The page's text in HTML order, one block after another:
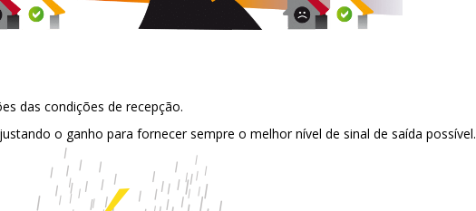
das condições de recepção.
o ganho para fornecer sempre o melhor nível de sinal de saída possível.